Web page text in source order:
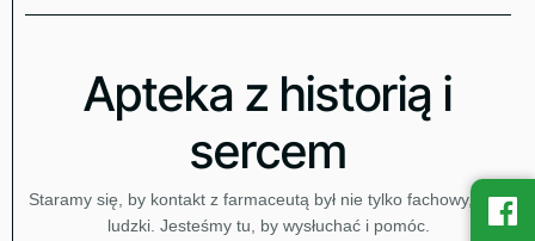
Apteka z historią i
sercem
Staramy się, by kontakt z farmaceutą był nie tylko fachowy, ale i
ludzki. Jesteśmy tu, by wysłuchać i pomóc.